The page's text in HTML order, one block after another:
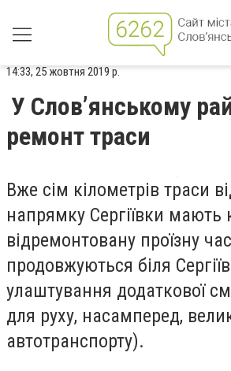
14:33, 25 жовтня 2019 р.
У Слов’янському
ремонт траси
Вже сім кілометрів траси
напрямку Сергіївки мають
відремонтовану проїзну
продовжуються біля
улаштування додаткової
для руху, насамперед,
автотранспорту).